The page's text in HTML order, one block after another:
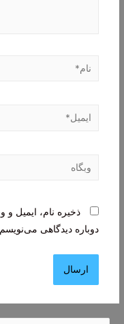
نام*
ایمیل*
وبگاه
ذخیره نام، ایمیل
دوباره دیدگاهی